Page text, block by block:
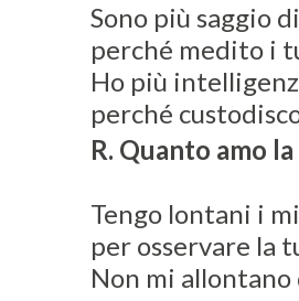
Sono più saggio
perché medito i
Ho più
perché
R. Quanto amo
Tengo lontani i
per osservare la
Non mi